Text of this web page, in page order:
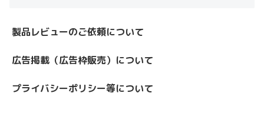
製品レビューのご依頼について
広告掲載（広告枠販売）について
プライバシーポリシー等について